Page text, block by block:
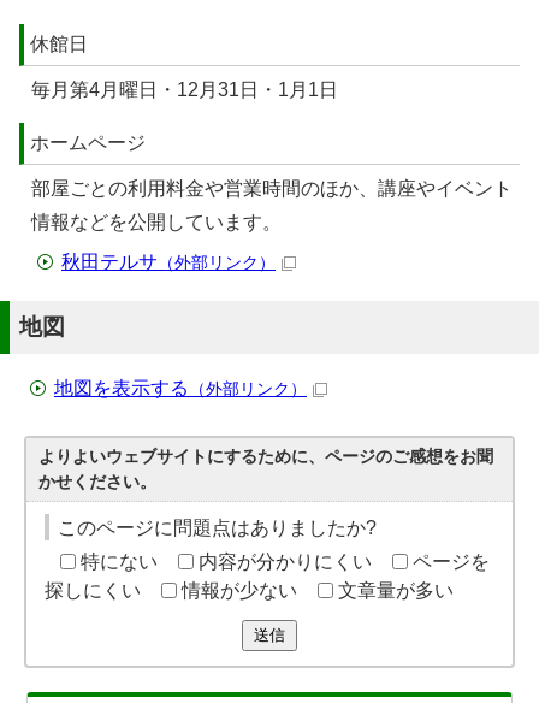
休館日
毎月第4月曜日・12月31日・1月1日
ホームページ
部屋ごとの利用料金や営業時間のほか、講座やイベント
情報などを公開しています。
秋田テルサ （外部リンク）
地図
地図を表示する （外部リンク）
よりよいウェブサイトにするために、ページのご感想をお聞
かせください。
このページに問題点はありましたか?
特にない
内容が分かりにくい
ページを
探しにくい
情報が少ない 文章量が多い
送信